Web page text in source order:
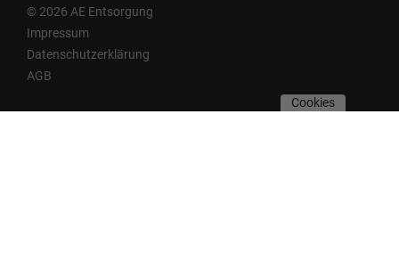
© 2026 AE Entsorgung
Impressum
Datenschutzerklärung
AGB
Cookies